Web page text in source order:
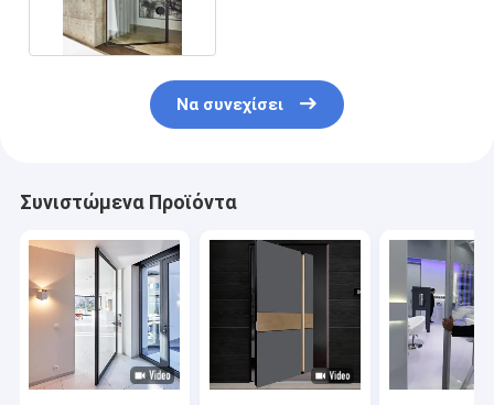
Να συνεχίσει
Συνιστώμενα Προϊόντα